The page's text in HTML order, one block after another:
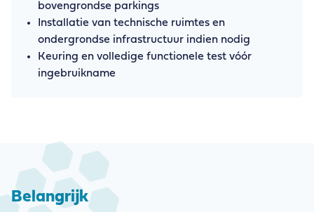
bovengrondse parkings
Installatie van technische ruimtes en
ondergrondse infrastructuur indien nodig
Keuring en volledige functionele test vóór
ingebruikname
Belangrijk